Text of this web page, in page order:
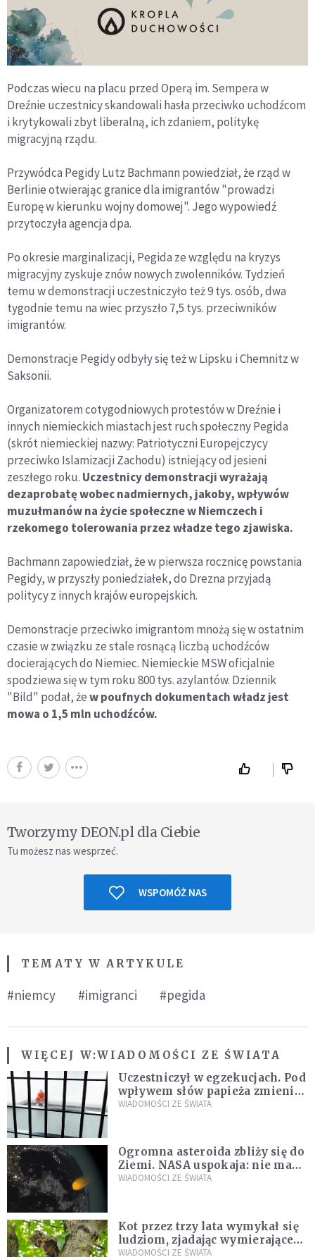
Podczas wiecu na placu przed Operą im. Sempera w
Dreźnie uczestnicy skandowali hasła przeciwko uchodźcom
i krytykowali zbyt liberalną, ich zdaniem, politykę
migracyjną rządu.
Przywódca Pegidy Lutz Bachmann powiedział, że rząd w
Berlinie otwierając granice dla imigrantów "prowadzi
Europę w kierunku wojny domowej". Jego wypowiedź
przytoczyła agencja dpa.
Po okresie marginalizacji, Pegida ze względu na kryzys
migracyjny zyskuje znów nowych zwolenników. Tydzień
temu w demonstracji uczestniczyło też 9 tys. osób, dwa
tygodnie temu na wiec przyszło 7,5 tys. przeciwników
imigrantów.
Demonstracje Pegidy odbyły się też w Lipsku i Chemnitz w
Saksonii.
Organizatorem cotygodniowych protestów w Dreźnie i
innych niemieckich miastach jest ruch społeczny Pegida
(skrót niemieckiej nazwy: Patriotyczni Europejczycy
przeciwko Islamizacji Zachodu) istniejący od jesieni
zeszłego roku. Uczestnicy demonstracji wyrażają
dezaprobatę wobec nadmiernych, jakoby, wpływów
muzułmanów na życie społeczne w Niemczech i
rzekomego tolerowania przez władze tego zjawiska.
Bachmann zapowiedział, że w pierwsza rocznicę powstania
Pegidy, w przyszły poniedziałek, do Drezna przyjadą
politycy z innych krajów europejskich.
Demonstracje przeciwko imigrantom mnożą się w ostatnim
czasie w związku ze stale rosnącą liczbą uchodźców
docierających do Niemiec. Niemieckie MSW oficjalnie
spodziewa się w tym roku 800 tys. azylantów. Dziennik
"Bild" podał, żew poufnych dokumentach władz jest
mowa o 1,5 mln uchodźców.
Tworzymy DEON.pl dla Ciebie
Tu możesz nas wesprzeć.
WSPOMÓŻ NAS
TEMATY W ARTYKULE
#niemcy #imigranci #pegida
WIĘCEJ W:WIADOMOŚCI ZE ŚWIATA
Uczestniczył w egzekucjach. Pod
wpływem słów papieża zmienił
zdanie
WIADOMOŚCI ZE ŚWIATA
Ogromna asteroida zbliży się do
Ziemi. NASA uspokaja: nie ma
zagrożenia
WIADOMOŚCI ZE ŚWIATA
Kot przez trzy lata wymykał się
ludziom, zjadając wymierające
kaczki. W końcu popełnił
WIADOMOŚCI ZE ŚWIATA